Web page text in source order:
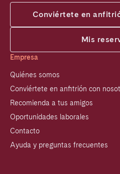
Conviértete en
Mis
Empresa
Quiénes somos
Conviértete en anfitrión con
Recomienda a tus amigos
Oportunidades laborales
Contacto
Ayuda y preguntas frecuentes